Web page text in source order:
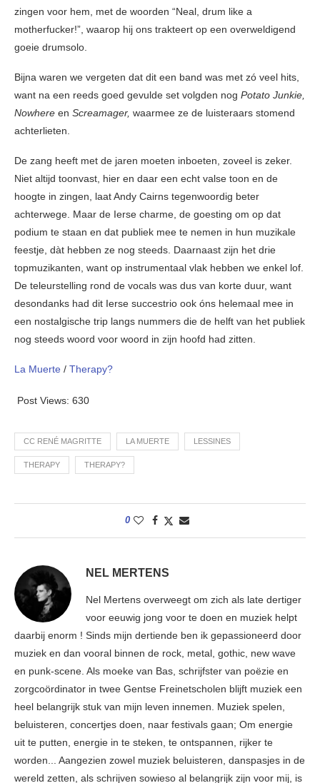
zingen voor hem, met de woorden “Neal, drum like a
motherfucker!”, waarop hij ons trakteert op een overweldigend
goeie drumsolo.
Bijna waren we vergeten dat dit een band was met zó veel hits,
want na een reeds goed gevulde set volgden nog Potato Junkie,
Nowhere en Screamager, waarmee ze de luisteraars stomend
achterlieten.
De zang heeft met de jaren moeten inboeten, zoveel is zeker.
Niet altijd toonvast, hier en daar een echt valse toon en de
hoogte in zingen, laat Andy Cairns tegenwoordig beter
achterwege. Maar de Ierse charme, de goesting om op dat
podium te staan en dat publiek mee te nemen in hun muzikale
feestje, dàt hebben ze nog steeds. Daarnaast zijn het drie
topmuzikanten, want op instrumentaal vlak hebben we enkel lof.
De teleurstelling rond de vocals was dus van korte duur, want
desondanks had dit Ierse succestrio ook óns helemaal mee in
een nostalgische trip langs nummers die de helft van het publiek
nog steeds woord voor woord in zijn hoofd had zitten.
La Muerte / Therapy?
Post Views: 630
CC RENÉ MAGRITTE LA MUERTE LESSINES
THERAPY THERAPY?
0
NEL MERTENS
Nel Mertens overweegt om zich als late dertiger
voor eeuwig jong voor te doen en muziek helpt
daarbij enorm ! Sinds mijn dertiende ben ik gepassioneerd door
muziek en dan vooral binnen de rock, metal, gothic, new wave
en punk-scene. Als moeke van Bas, schrijfster van poëzie en
zorgcoördinator in twee Gentse Freinetscholen blijft muziek een
heel belangrijk stuk van mijn leven innemen. Muziek spelen,
beluisteren, concertjes doen, naar festivals gaan; Om energie
uit te putten, energie in te steken, te ontspannen, rijker te
worden... Aangezien zowel muziek beluisteren, danspasjes in de
wereld zetten, als schrijven sowieso al belangrijk zijn voor mij, is